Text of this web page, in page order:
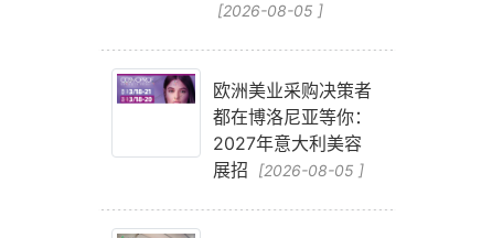
[2026-08-05 ]
欧洲美业采购决策者
都在博洛尼亚等你：
2027年意大利美容
展招
[2026-08-05 ]